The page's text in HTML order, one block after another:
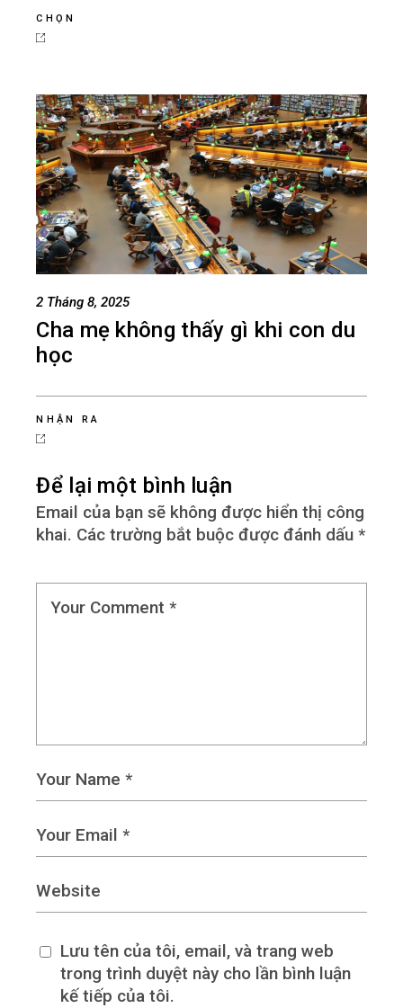
CHỌN
2 Tháng 8, 2025
Cha mẹ không thấy gì khi con du
học
NHẬN RA
Để lại một bình luận
Email của bạn sẽ không được hiển thị công
khai. Các trường bắt buộc được đánh dấu*
Lưu tên của tôi, email, và trang web
trong trình duyệt này cho lần bình luận
kế tiếp của tôi.